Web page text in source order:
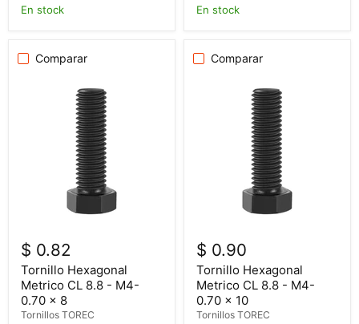
En stock En stock
Comparar
$ 0.82
Tornillo Hexagonal
Metrico CL 8.8 - M4-
0.70 x 8
Tornillos TOREC
Comparar
$ 0.90
Tornillo Hexagonal
Metrico CL 8.8 - M4-
0.70 x 10
Tornillos TOREC